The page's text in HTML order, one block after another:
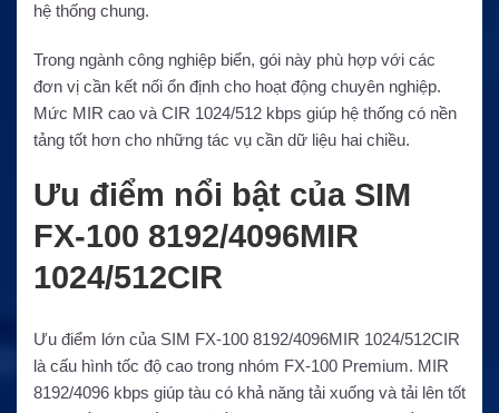
hệ thống chung.
Trong ngành công nghiệp biển, gói này phù hợp với các
đơn vị cần kết nối ổn định cho hoạt động chuyên nghiệp.
Mức MIR cao và CIR 1024/512 kbps giúp hệ thống có nền
tảng tốt hơn cho những tác vụ cần dữ liệu hai chiều.
Ưu điểm nổi bật của SIM
FX-100 8192/4096MIR
1024/512CIR
Ưu điểm lớn của SIM FX-100 8192/4096MIR 1024/512CIR
là cấu hình tốc độ cao trong nhóm FX-100 Premium. MIR
8192/4096 kbps giúp tàu có khả năng tải xuống và tải lên tốt